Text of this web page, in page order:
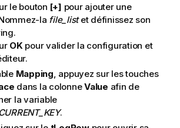
le bouton [+] pour ajouter une
la file_listet définissez son
OK pour valider la configuration et
Mapping , appuyez sur les touches
dans la colonneValue afin de
la variable
.